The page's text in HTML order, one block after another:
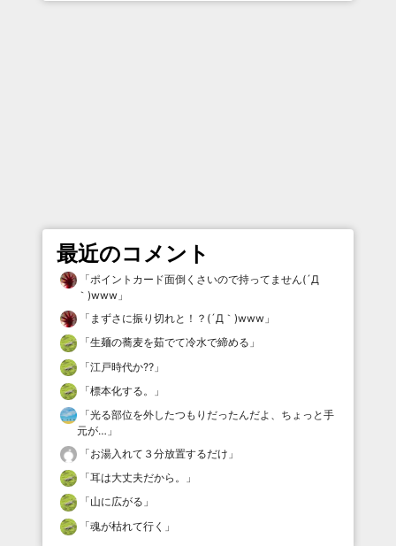
最近のコメント
「ポイントカード面倒くさいので持ってません(´Д
｀)www 」
「 まずさに振り切れと！？(´Д｀)www 」
「生麺の蕎麦を茹でて冷水で締める 」
「江戸時代か⁇ 」
「標本化する。
」
「光る部位を外したつもりだったんだよ、ちょっと手
元が… 」
「お湯入れて３分放置するだけ 」
「耳は大丈夫だから。
」
「山に広がる 」
「魂が枯れて行く 」